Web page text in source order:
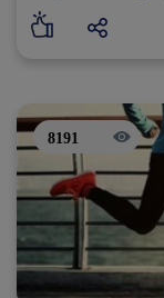
8191